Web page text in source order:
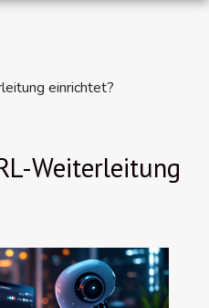
einrichtet?
Weiterleitung